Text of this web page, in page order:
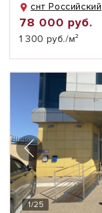
снт
78 000 руб.
1 300 руб./м²
1/25